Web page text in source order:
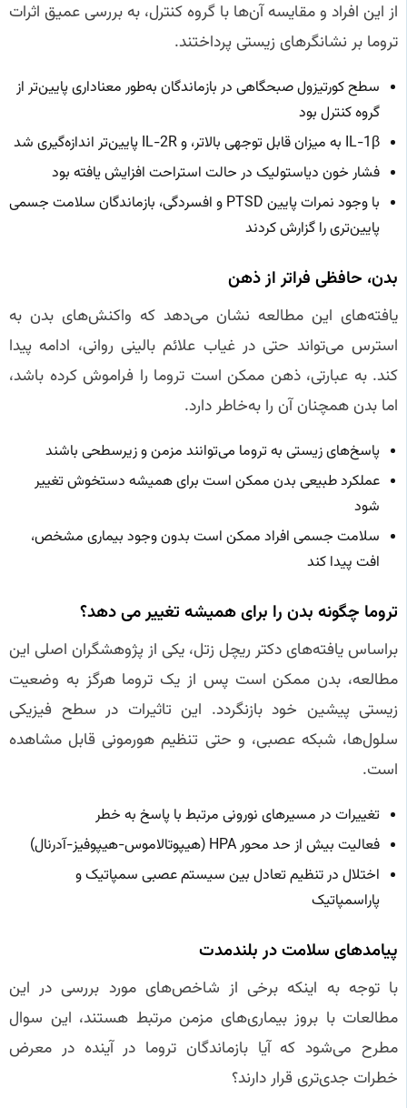
از این افراد و مقایسه آن‌ها با گروه کنترل، به بررسی عمیق اثرات
تروما بر نشانگرهای زیستی پرداختند.
سطح کورتیزول صبحگاهی در بازماندگان به‌طور معناداری پایین‌تر از
گروه کنترل بود
IL-1β به میزان قابل توجهی بالاتر، و IL-2R پایین‌تر اندازه‌گیری شد
فشار خون دیاستولیک در حالت استراحت افزایش یافته بود
با وجود نمرات پایین PTSD و افسردگی، بازماندگان سلامت جسمی
پایین‌تری را گزارش کردند
بدن، حافظی فراتر از ذهن
یافته‌های این مطالعه نشان می‌دهد که واکنش‌های بدن به
استرس می‌تواند حتی در غیاب علائم بالینی روانی، ادامه پیدا
کند. به عبارتی، ذهن ممکن است تروما را فراموش کرده باشد،
اما بدن همچنان آن را به‌خاطر دارد.
پاسخ‌های زیستی به تروما می‌توانند مزمن و زیرسطحی باشند
عملکرد طبیعی بدن ممکن است برای همیشه دستخوش تغییر
شود
سلامت جسمی افراد ممکن است بدون وجود بیماری مشخص،
افت پیدا کند
تروما چگونه بدن را برای همیشه تغییر می‌ دهد؟
براساس یافته‌های دکتر ریچل زتل، یکی از پژوهشگران اصلی این
مطالعه، بدن ممکن است پس از یک تروما هرگز به وضعیت
زیستی پیشین خود بازنگردد. این تاثیرات در سطح فیزیکی
سلول‌ها، شبکه عصبی، و حتی تنظیم هورمونی قابل مشاهده
است.
تغییرات در مسیرهای نورونی مرتبط با پاسخ به خطر
فعالیت بیش از حد محور HPA (هیپوتالاموس-هیپوفیز-آدرنال)
اختلال در تنظیم تعادل بین سیستم عصبی سمپاتیک و
پاراسمپاتیک
پیامدهای سلامت در بلندمدت
با توجه به اینکه برخی از شاخص‌های مورد بررسی در این
مطالعات با بروز بیماری‌های مزمن مرتبط هستند، این سوال
مطرح می‌شود که آیا بازماندگان تروما در آینده در معرض
خطرات جدی‌تری قرار دارند؟